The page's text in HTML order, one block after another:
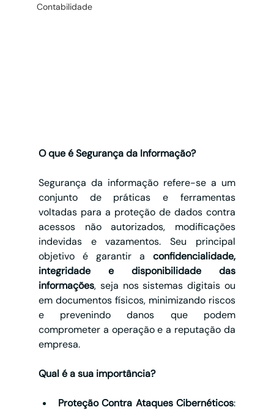
Contabilidade
O que é Segurança da Informação?
Segurança da informação refere-se a um
conjunto de práticas e ferramentas
voltadas para a proteção de dados contra
acessos não autorizados, modificações
indevidas e vazamentos. Seu principal
objetivo é garantir a confidencialidade,
integridade e disponibilidade das
informações, seja nos sistemas digitais ou
em documentos físicos, minimizando riscos
e prevenindo danos que podem
comprometer a operação e a reputação da
empresa.
Qual é a sua importância?
Proteção Contra Ataques Cibernéticos: